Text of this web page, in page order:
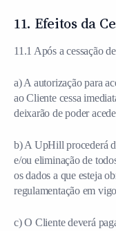
11. Efeitos da
11.1 Após a cessação
a) A autorização para
ao Cliente cessa
deixarão de poder
b) A UpHill procederá
e/ou eliminação de
os dados a que esteja
regulamentação em
c) O Cliente deverá